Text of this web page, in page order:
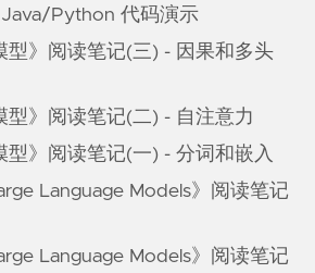
Python 代码演示
型》阅读笔记(三) - 因果和多头
型》阅读笔记(二) - 自注意力
型》阅读笔记(一) - 分词和嵌入
Language Models》阅读笔记
Language Models》阅读笔记